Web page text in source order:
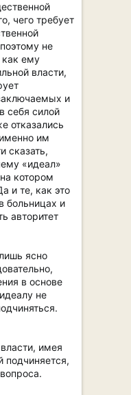
чего требует
не
ему
власти,
и
себя силой
отказались
им
сказать,
«идеал»
котором
и те, как это
больницах и
авторитет
ясно
в основе
не
имея
подчиняется,